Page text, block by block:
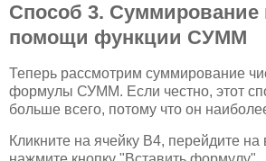
Способ 3. Суммирование
помощи функции СУММ
Теперь рассмотрим суммирование
формулы СУММ. Если честно, этот
больше всего, потому что он
Кликните на ячейку B4, перейдите